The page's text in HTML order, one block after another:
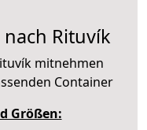
Rituvík
mitnehmen
Container
Größen: